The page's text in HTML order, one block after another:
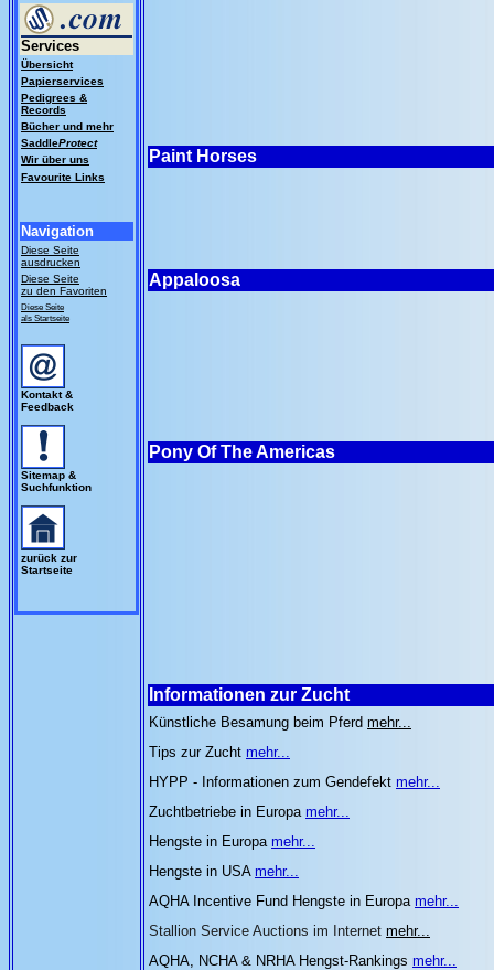
Services
Übersicht
Papierservices
Pedigrees &
Records
Bücher und mehr
SaddleProtect
Wir über uns
Favourite Links
Navigation
Diese Seite
ausdrucken
Diese Seite
zu den Favoriten
Diese Seite
als Startseite
Kontakt &
Feedback
Sitemap &
Suchfunktion
zurück zur
Startseite
Paint Horses
Appaloosa
Pony Of The Americas
Informationen zur Zucht
Künstliche Besamung beim Pferd mehr...
Tips zur Zucht mehr...
HYPP - Informationen zum Gendefekt mehr...
Zuchtbetriebe in Europa mehr...
Hengste in Europa mehr...
Hengste in USA mehr...
AQHA Incentive Fund Hengste in Europa mehr...
Stallion Service Auctions im Internet mehr...
AQHA, NCHA & NRHA Hengst-Rankings mehr...